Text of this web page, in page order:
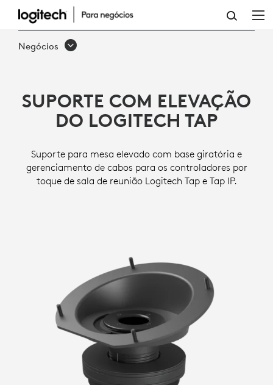
TAP
RISER
Negócios
SUPORTE COM ELEVAÇÃO
DO LOGITECH TAP
Suporte para mesa elevado com base giratória e
gerenciamento de cabos para os controladores por
toque de sala de reunião Logitech Tap e Tap IP.